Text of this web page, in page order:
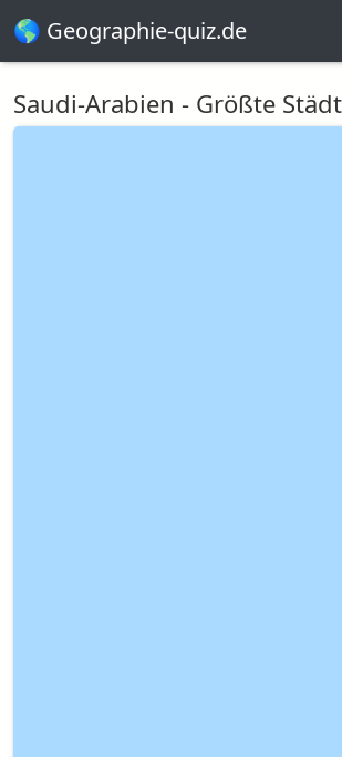
🌎 Geographie-quiz.de
Saudi-Arabien - Größte